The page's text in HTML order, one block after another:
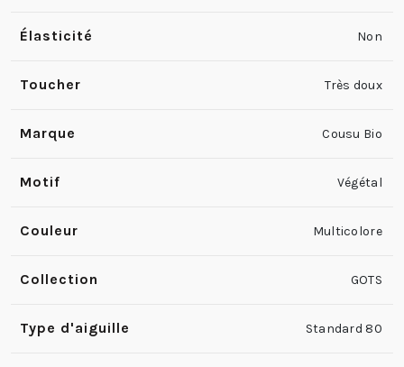
Élasticité Non
Toucher Très doux
Marque Cousu Bio
Motif Végétal
Couleur Multicolore
Collection GOTS
Type d'aiguille Standard 80